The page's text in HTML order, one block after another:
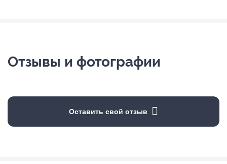
Отзывы и фотографии
Оставить свой отзыв